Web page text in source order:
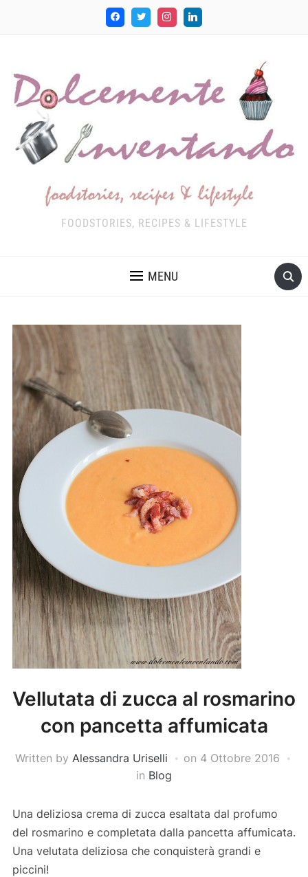
FOODSTORIES, RECIPES & LIFESTYLE
MENU
Vellutata di zucca al rosmarino
con pancetta affumicata
Written by Alessandra Uriselli on 4 Ottobre 2016
in Blog
Una deliziosa crema di zucca esaltata dal profumo
del rosmarino e completata dalla pancetta affumicata.
Una velutata deliziosa che conquisterà grandi e
piccini!